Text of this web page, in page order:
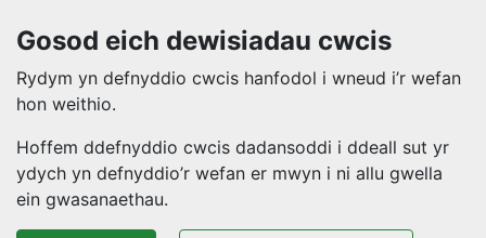
Gosod eich dewisiadau cwcis
Rydym yn defnyddio cwcis hanfodol i wneud i’r wefan
hon weithio.
Hoffem ddefnyddio cwcis dadansoddi i ddeall sut yr
ydych yn defnyddio’r wefan er mwyn i ni allu gwella
ein gwasanaethau.